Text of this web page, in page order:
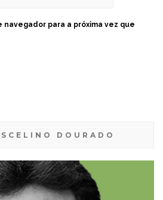
para a próxima vez que
DOURADO